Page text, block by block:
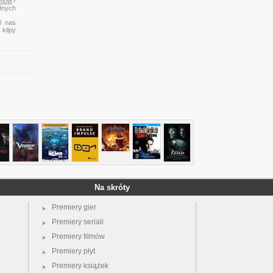
nas
klipy
Na skróty
Premiery gier
Premiery seriali
Premiery filmów
Premiery płyt
Premiery książek